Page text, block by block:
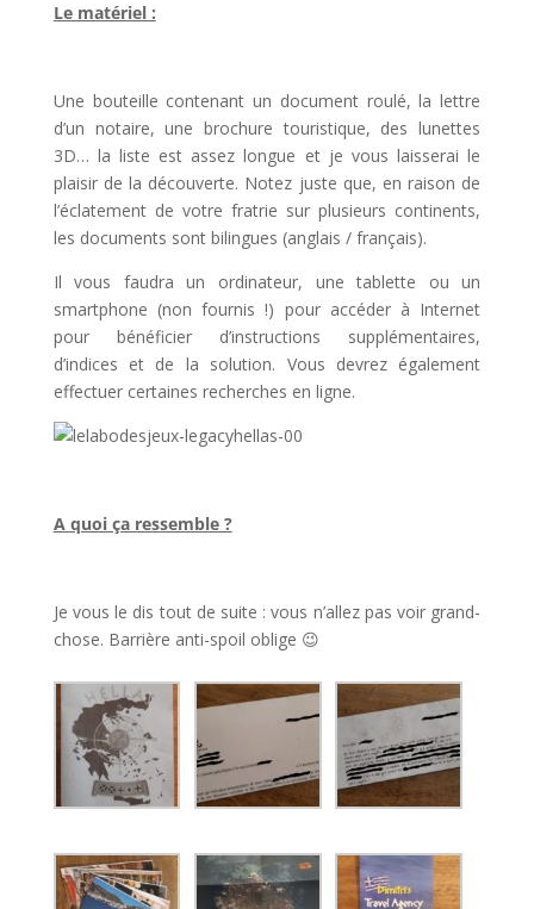
Le matériel :
Une bouteille contenant un document roulé, la lettre
d’un notaire, une brochure touristique, des lunettes
3D… la liste est assez longue et je vous laisserai le
plaisir de la découverte. Notez juste que, en raison de
l’éclatement de votre fratrie sur plusieurs continents,
les documents sont bilingues (anglais / français).
Il vous faudra un ordinateur, une tablette ou un
smartphone (non fournis !) pour accéder à Internet
pour bénéficier d’instructions supplémentaires,
d’indices et de la solution. Vous devrez également
effectuer certaines recherches en ligne.
A quoi ça ressemble ?
Je vous le dis tout de suite : vous n’allez pas voir grand-
chose. Barrière anti-spoil oblige 😉